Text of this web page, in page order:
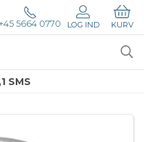
5664 0770 LOG IND KURV
SMS